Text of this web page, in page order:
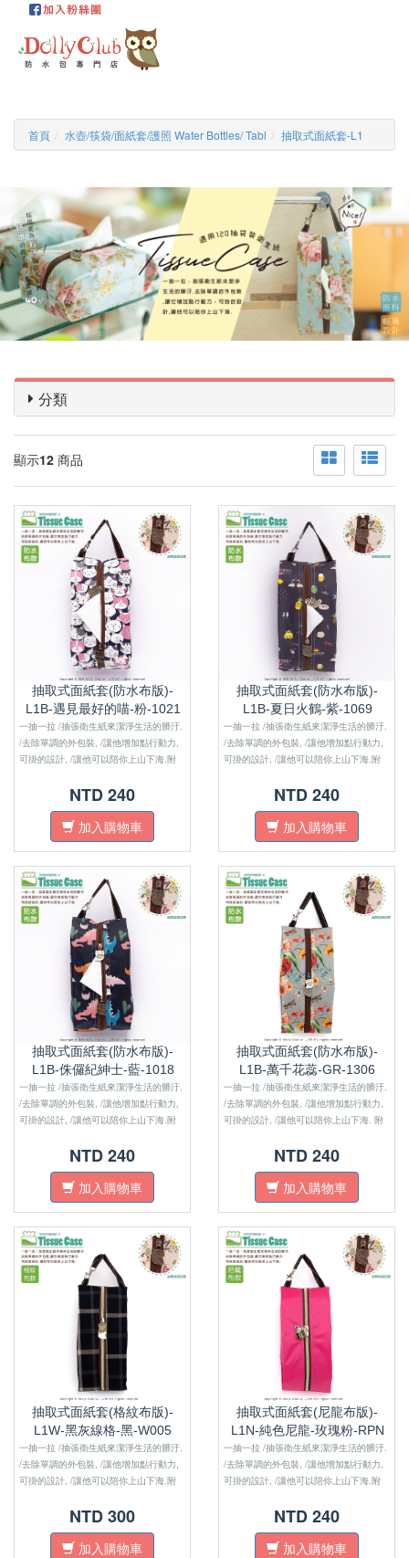
首頁 水壺/筷袋/面紙套/護照 Water Bottles/ Tabl 抽取式面紙套-L1
分類
顯示12 商品
抽取式面紙套(防水布版)-
L1B-遇見最好的喵-粉-1021
一抽一拉 /抽張衛生紙來潔淨生活的髒汙.
/去除單調的外包裝, /讓他增加點行動力,
可掛的設計, /讓他可以陪你上山下海.附
NTD 240
加入購物車
抽取式面紙套(防水布版)-
L1B-夏日火鶴-紫-1069
一抽一拉 /抽張衛生紙來潔淨生活的髒汙.
/去除單調的外包裝, /讓他增加點行動力,
可掛的設計, /讓他可以陪你上山下海.附
NTD 240
加入購物車
抽取式面紙套(防水布版)-
L1B-侏儸紀紳士-藍-1018
一抽一拉 /抽張衛生紙來潔淨生活的髒汙.
/去除單調的外包裝, /讓他增加點行動力,
可掛的設計, /讓他可以陪你上山下海.附
NTD 240
加入購物車
抽取式面紙套(防水布版)-
L1B-萬千花蕊-GR-1306
一抽一拉 /抽張衛生紙來潔淨生活的髒汙.
/去除單調的外包裝, /讓他增加點行動力,
可掛的設計, /讓他可以陪你上山下海. 附
NTD 240
加入購物車
抽取式面紙套(格紋布版)-
L1W-黑灰線格-黑-W005
一抽一拉 /抽張衛生紙來潔淨生活的髒汙.
/去除單調的外包裝, /讓他增加點行動力,
可掛的設計, /讓他可以陪你上山下海.附
NTD 300
加入購物車
抽取式面紙套(尼龍布版)-
L1N-純色尼龍-玫瑰粉-RPN
一抽一拉 /抽張衛生紙來潔淨生活的髒汙.
/去除單調的外包裝, /讓他增加點行動力,
可掛的設計, /讓他可以陪你上山下海.附
NTD 240
加入購物車